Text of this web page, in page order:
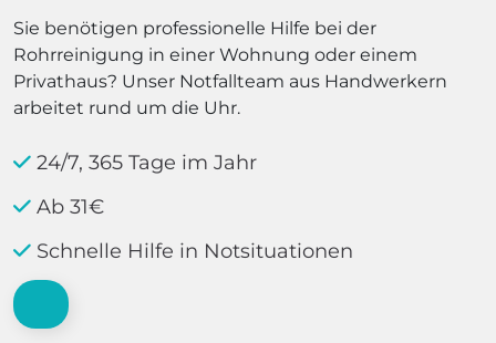
Sie benötigen professionelle Hilfe bei der
Rohrreinigung in einer Wohnung oder einem
Privathaus? Unser Notfallteam aus Handwerkern
arbeitet rund um die Uhr.
24/7, 365 Tage im Jahr
Ab 31€
Schnelle Hilfe in Notsituationen